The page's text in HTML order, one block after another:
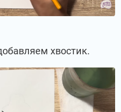
хвостик.